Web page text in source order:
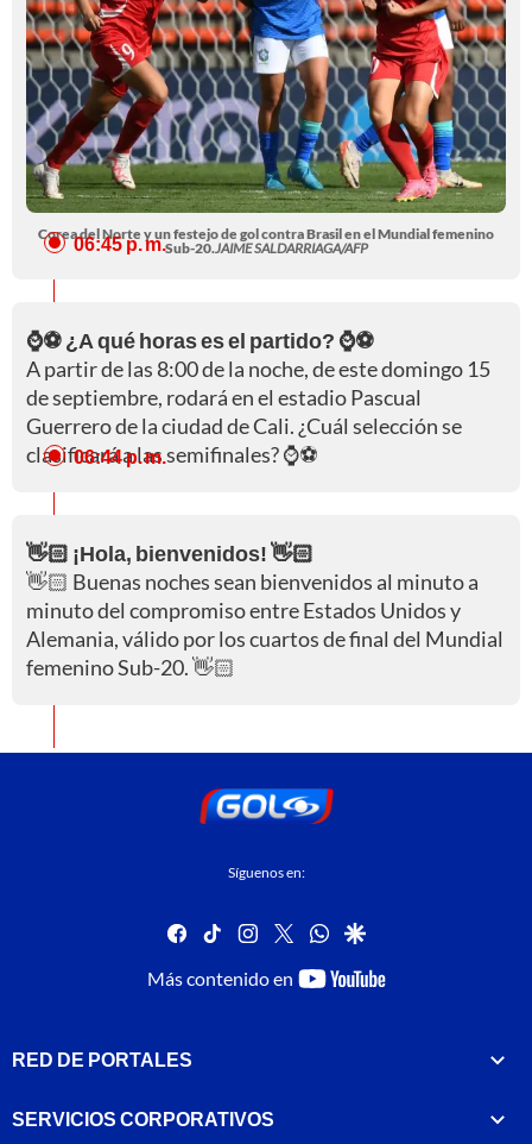
Corea del Norte y un festejo de gol contra Brasil en el Mundial femenino
Sub-20.JAIME SALDARRIAGA/AFP
06:45 p. m.
⌚⚽ ¿A qué horas es el partido? ⌚⚽
A partir de las 8:00 de la noche, de este domingo 15
de septiembre, rodará en el estadio Pascual
Guerrero de la ciudad de Cali. ¿Cuál selección se
clasificará a las semifinales? ⌚⚽
06:44 p. m.
👋🏻 ¡Hola, bienvenidos! 👋🏻
👋🏻 Buenas noches sean bienvenidos al minuto a
minuto del compromiso entre Estados Unidos y
Alemania, válido por los cuartos de final del Mundial
femenino Sub-20. 👋🏻
Síguenos en:
facebook
tiktok instagram
twitterwhatsapp
google
Más contenido en
youtube-
RED DE PORTALES
SERVICIOS CORPORATIVOS